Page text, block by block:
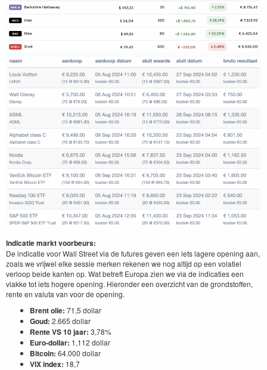
Indicatie markt voorbeurs:
De indicatie voor Wall Street via de futures geven een iets lagere opening aan,
zoals we vrijwel elke sessie merken rekenen we nog altijd op een volatiel
verloop beide kanten op. Wat betreft Europa zien we via de indicaties een
vlakke tot iets hogere opening. Hieronder een overzicht van de grondstoffen,
rente en valuta van voor de opening.
Brent olie: 71,5 dollar
Goud: 2.665 dollar
Rente VS 10 jaar: 3,78%
Euro-dollar: 1,112 dollar
Bitcoin: 64.000 dollar
VIX index: 18,7